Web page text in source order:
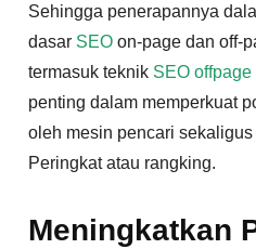
Sehingga penerapannya
dasar SEO on-page dan off-
termasuk teknik SEO offpage
penting dalam memperkuat
oleh mesin pencari
Peringkat atau rangking.
Meningkatkan